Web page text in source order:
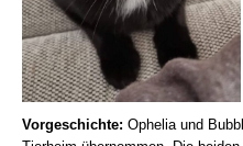
Vorgeschichte: Ophelia und